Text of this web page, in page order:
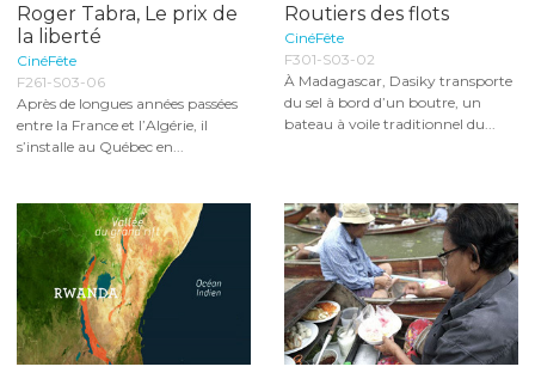
Roger Tabra, Le prix de
la liberté
CinéFête
F261-S03-06
Après de longues années passées
entre la France et l’Algérie, il
s’installe au Québec en...
Routiers des flots
CinéFête
F301-S03-02
À Madagascar, Dasiky transporte
du sel à bord d’un boutre, un
bateau à voile traditionnel du...